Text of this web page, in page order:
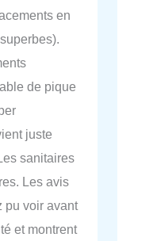
en
de pique
juste
sanitaires
Les avis
pu voir avant
et montrent